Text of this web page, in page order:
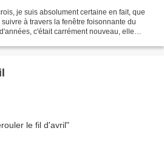
je suis absolument certaine en fait, que
à travers la fenêtre foisonnante du
c'était carrément nouveau, elle